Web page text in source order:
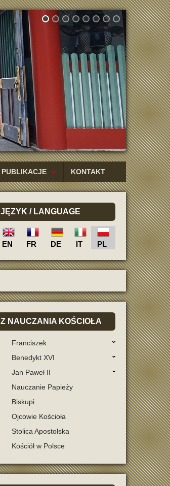
PUBLIKACJE KONTAKT
JĘZYK / LANGUAGE
EN FR DE IT PL
ZNAUCZANIA KOŚCIOŁA
Franciszek
Benedykt XVI
Jan Paweł II
Nauczanie Papieży
Biskupi
Ojcowie Kościoła
Stolica Apostolska
Kościół w Polsce